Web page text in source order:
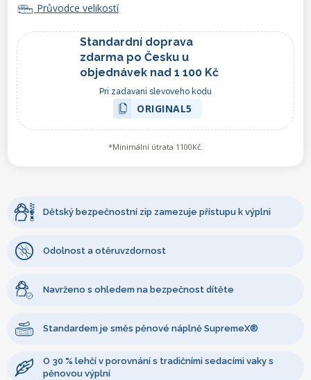
Průvodce velikostí
Standardní doprava
zdarma po Česku u
objednávek nad 1 100 Kč
Pri zadavani slevoveho kodu
ORIGINAL5
*Minimální útrata 1100Kč.
Dětský bezpečnostní zip zamezuje přístupu k výplni
Odolnost a otěruvzdornost
Navrženo s ohledem na bezpečnost dítěte
Standardem je směs pěnové náplně SupremeX®
O 30 % lehčí v porovnání s tradičními sedacími vaky s
pěnovou výplní